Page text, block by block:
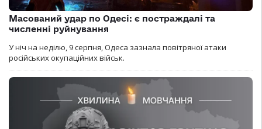
Масований удар по Одесі: є постраждалі та
численні руйнування
У ніч на неділю, 9 серпня, Одеса зазнала повітряної атаки
російських окупаційних військ.